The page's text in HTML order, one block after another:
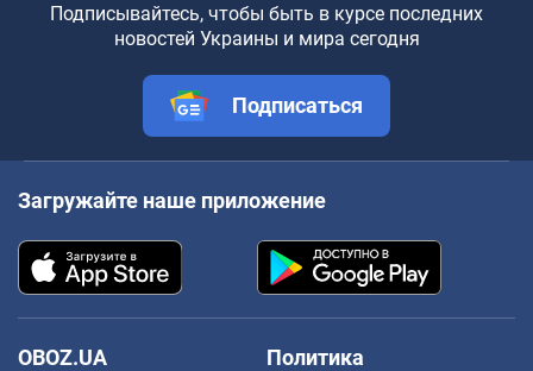
Подписывайтесь, чтобы быть в курсе последних
новостей Украины и мира сегодня
Подписаться
Загружайте наше приложение
OBOZ.UA
Политика